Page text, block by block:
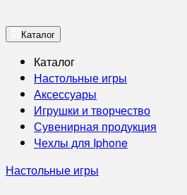
Каталог
Каталог
Настольные игры
Аксессуары
Игрушки и творчество
Сувенирная продукция
Чехлы для Iphone
Настольные игры